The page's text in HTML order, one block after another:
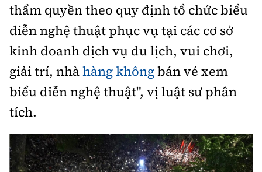
thẩm quyền theo quy định tổ chức biểu
diễn nghệ thuật phục vụ tại các cơ sở
kinh doanh dịch vụ du lịch, vui chơi,
giải trí, nhàhàng khôngbán vé xem
biểu diễn nghệ thuật", vị luật sư phân
tích.